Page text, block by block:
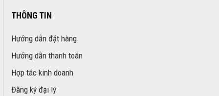
THÔNG TIN
Hướng dẫn đặt hàng
Hướng dẫn thanh toán
Hợp tác kinh doanh
Đăng ký đại lý